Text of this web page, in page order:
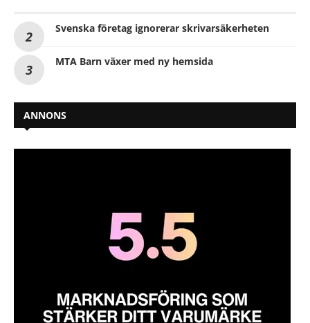
Svenska företag ignorerar skrivarsäkerheten
MTA Barn växer med ny hemsida
ANNONS